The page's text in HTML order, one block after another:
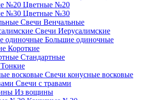
Цветные №20
Цветные №30
Свечи Венчальные
Свечи Иерусалимские
Большие одиночные
Короткие
Стандартные
Тонкие
Свечи конусные восковые
Свечи с травами
Из вощины